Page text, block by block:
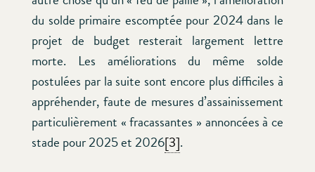
du solde primaire escomptée pour 2024 dans le
projet de budget resterait largement lettre
morte. Les améliorations du même solde
postulées par la suite sont encore plus difficiles à
appréhender, faute de mesures d’assainissement
particulièrement « fracassantes » annoncées à ce
stade pour 2025 et 2026[3].